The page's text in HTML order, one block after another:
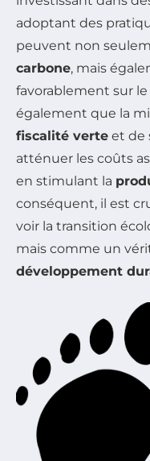
adoptant des
peuvent non
carbone, mais
favorablement sur
également que la
fiscalité verte et de
atténuer les coûts
en stimulant la
conséquent, il est
voir la transition
mais comme un
développement